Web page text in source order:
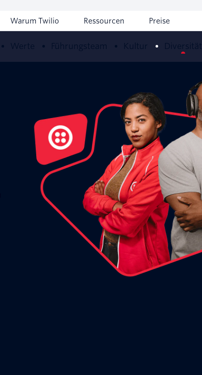
Warum Twilio Ressourcen Preise
Werte Führungsteam Kultur Diversität